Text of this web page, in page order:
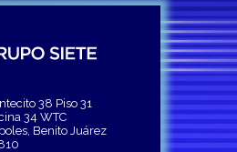
38 Piso 31
34 WTC
Benito Juárez